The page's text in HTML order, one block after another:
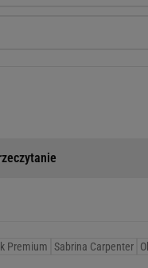
Premium Sabrina Carpenter